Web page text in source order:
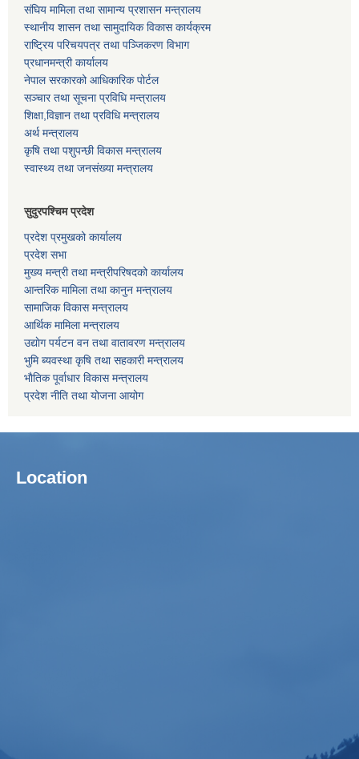
संघिय मामिला तथा सामान्य प्रशासन मन्त्रालय
स्थानीय शासन तथा सामुदायिक विकास कार्यक्रम
राष्ट्रिय परिचयपत्र तथा पञ्जिकरण विभाग
प्रधानमन्त्री कार्यालय
नेपाल सरकारको आधिकारिक पोर्टल
सञ्‍चार तथा सूचना प्रविधि मन्त्रालय
शिक्षा,विज्ञान तथा प्रविधि मन्त्रालय
अर्थ मन्त्रालय
कृषि तथा पशुपन्छी विकास मन्त्रालय
स्वास्थ्य तथा जनसंख्या मन्त्रालय
सुदुरपश्चिम प्रदेश
प्रदेश प्रमुखको कार्यालय
प्रदेश सभा
मुख्य मन्त्री तथा मन्त्रीपरिषदको कार्यालय
आन्तरिक मामिला तथा कानुन मन्त्रालय
सामाजिक विकास मन्त्रालय
आर्थिक मामिला मन्त्रालय
उद्याेग पर्यटन वन तथा वातावरण मन्त्रालय
भुमि ब्यवस्था कृषि तथा सहकारी मन्त्रालय
भाैतिक पूर्वाधार विकास मन्त्रालय
प्रदेश नीति तथा योजना आयोग
Location